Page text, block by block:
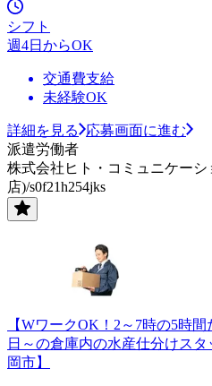
シフト
週4日からOK
交通費支給
未経験OK
詳細を見る
応募画面に進む
派遣労働者
株式会社ヒト・コミュニケー
店)/s0f21h254jks
【WワークOK！2～7時の5時
日～の倉庫内の水産仕分けス
岡市】